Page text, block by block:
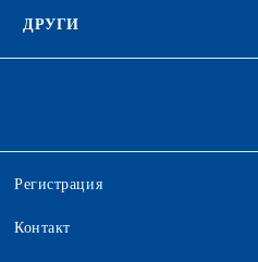
ДРУГИ
Регистрация
Контакт